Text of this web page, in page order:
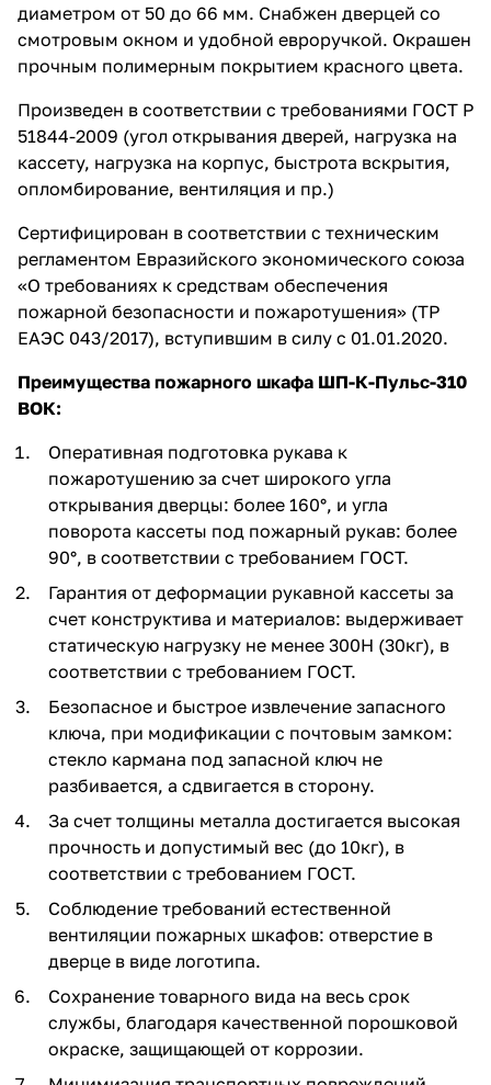
диаметром от 50 до 66 мм. Снабжен дверцей со
смотровым окном и удобной евроручкой. Окрашен
прочным полимерным покрытием красного цвета.
Произведен в соответствии с требованиями ГОСТ Р
51844-2009 (угол открывания дверей, нагрузка на
кассету, нагрузка на корпус, быстрота вскрытия,
опломбирование, вентиляция и пр.)
Сертифицирован в соответствии с техническим
регламентом Евразийского экономического союза
«О требованиях к средствам обеспечения
пожарной безопасности и пожаротушения» (ТР
ЕАЭС 043/2017), вступившим в силу с 01.01.2020.
Преимущества пожарного шкафа ШП-К-Пульс-310
ВОК:
Оперативная подготовка рукава к
пожаротушению за счет широкого угла
открывания дверцы: более 160°, и угла
поворота кассеты под пожарный рукав: более
90°, в соответствии с требованием ГОСТ.
Гарантия от деформации рукавной кассеты за
счет конструктива и материалов: выдерживает
статическую нагрузку не менее 300Н (30кг), в
соответствии с требованием ГОСТ.
Безопасное и быстрое извлечение запасного
ключа, при модификации с почтовым замком:
стекло кармана под запасной ключ не
разбивается, а сдвигается в сторону.
За счет толщины металла достигается высокая
прочность и допустимый вес (до 10кг), в
соответствии с требованием ГОСТ.
Соблюдение требований естественной
вентиляции пожарных шкафов: отверстие в
дверце в виде логотипа.
Сохранение товарного вида на весь срок
службы, благодаря качественной порошковой
окраске, защищающей от коррозии.